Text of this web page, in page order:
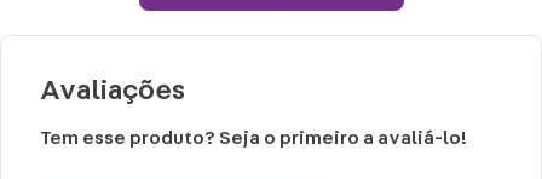
Avaliações
Tem esse produto? Seja o primeiro a avaliá-lo!